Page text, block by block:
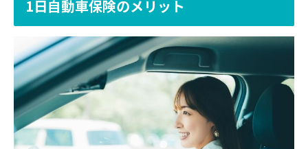
1日自動車保険のメリット